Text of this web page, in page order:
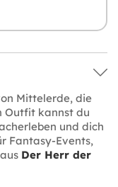
Mittelerde, die
Outfit kannst du
und dich
Fantasy-Events,
Der Herr der